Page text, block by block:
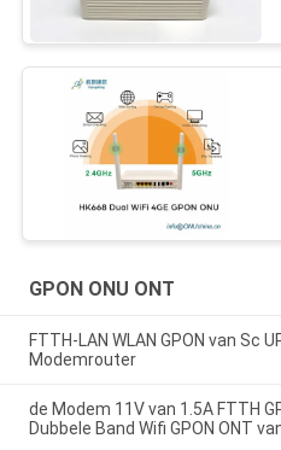
GPON ONU ONT
FTTH-LAN WLAN GPON van Sc
Modemrouter
de Modem 11V van 1.5A FTTH
Dubbele Band Wifi GPON ONT